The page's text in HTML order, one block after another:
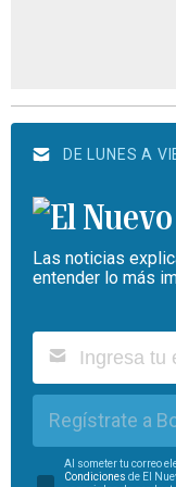
DE LUNES A
Las noticias
entender lo más
Regístrate a
Al someter tu correo
Condiciones de El